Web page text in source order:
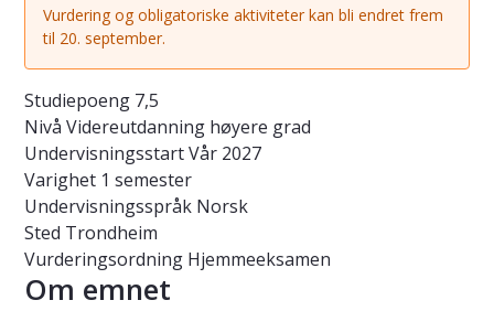
Vurdering og obligatoriske aktiviteter kan bli endret frem
til 20. september.
Studiepoeng 7,5
Nivå Videreutdanning høyere grad
UndervisningsstartVår 2027
Varighet 1 semester
Undervisningsspråk Norsk
Sted Trondheim
Vurderingsordning Hjemmeeksamen
Om emnet